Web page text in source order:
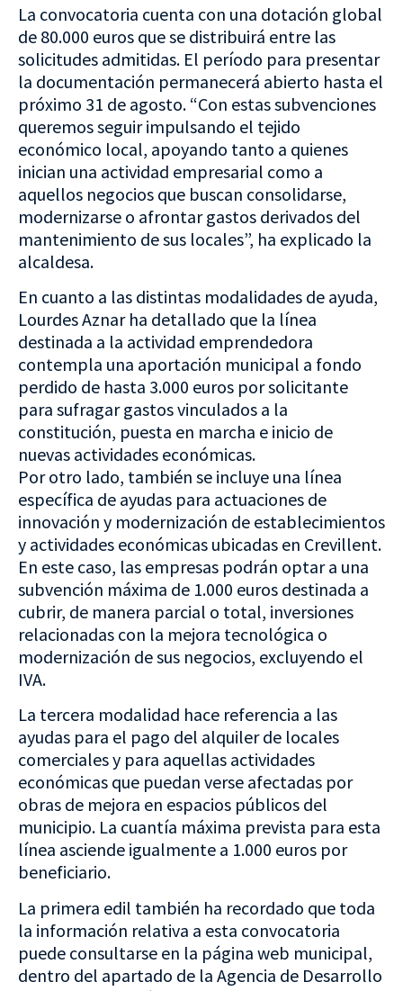
La convocatoria cuenta con una dotación global
de 80.000 euros que se distribuirá entre las
solicitudes admitidas. El período para presentar
la documentación permanecerá abierto hasta el
próximo 31 de agosto. “Con estas subvenciones
queremos seguir impulsando el tejido
económico local, apoyando tanto a quienes
inician una actividad empresarial como a
aquellos negocios que buscan consolidarse,
modernizarse o afrontar gastos derivados del
mantenimiento de sus locales”, ha explicado la
alcaldesa.
En cuanto a las distintas modalidades de ayuda,
Lourdes Aznar ha detallado que la línea
destinada a la actividad emprendedora
contempla una aportación municipal a fondo
perdido de hasta 3.000 euros por solicitante
para sufragar gastos vinculados a la
constitución, puesta en marcha e inicio de
nuevas actividades económicas.
Por otro lado, también se incluye una línea
específica de ayudas para actuaciones de
innovación y modernización de establecimientos
y actividades económicas ubicadas en Crevillent.
En este caso, las empresas podrán optar a una
subvención máxima de 1.000 euros destinada a
cubrir, de manera parcial o total, inversiones
relacionadas con la mejora tecnológica o
modernización de sus negocios, excluyendo el
IVA.
La tercera modalidad hace referencia a las
ayudas para el pago del alquiler de locales
comerciales y para aquellas actividades
económicas que puedan verse afectadas por
obras de mejora en espacios públicos del
municipio. La cuantía máxima prevista para esta
línea asciende igualmente a 1.000 euros por
beneficiario.
La primera edil también ha recordado que toda
la información relativa a esta convocatoria
puede consultarse en la página web municipal,
dentro del apartado de la Agencia de Desarrollo